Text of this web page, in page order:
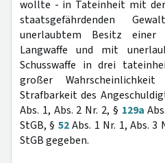
wollte - in Tateinheit mit
staatsgefährdenden
unerlaubtem Besitz einer
Langwaffe und mit
Schusswaffe in drei
großer
Strafbarkeit des
Abs. 1, Abs. 2 Nr. 2, § 129a
StGB, § 52Abs. 1 Nr. 1, Abs. 3
StGB gegeben.